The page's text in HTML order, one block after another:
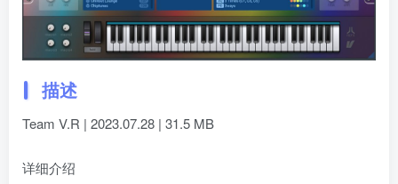
描述
Team V.R | 2023.07.28 | 31.5 MB
详细介绍